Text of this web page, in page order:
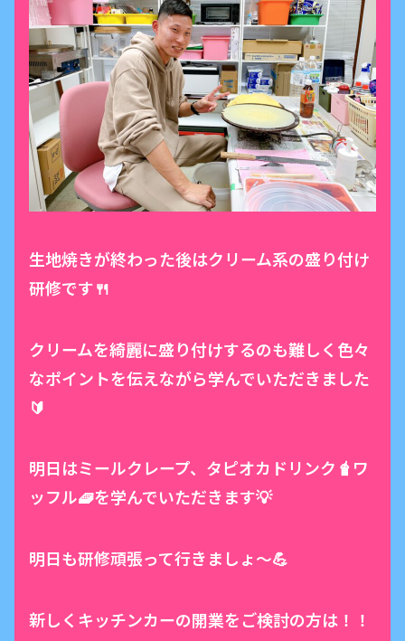
生地焼きが終わった後はクリーム系の盛り付け
研修です🍴
クリームを綺麗に盛り付けするのも難しく色々
なポイントを伝えながら学んでいただきました
🔰
明日はミールクレープ、タピオカドリンク🧋ワ
ッフル🧇を学んでいただきます💡
明日も研修頑張って行きましょ〜💪
新しくキッチンカーの開業をご検討の方は！！